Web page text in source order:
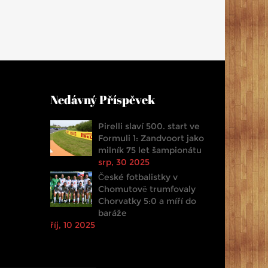
Nedávný Příspěvek
Pirelli slaví 500. start ve
Formuli 1: Zandvoort jako
milník 75 let šampionátu
srp, 30 2025
České fotbalistky v
Chomutově trumfovaly
Chorvatky 5:0 a míří do
baráže
říj, 10 2025